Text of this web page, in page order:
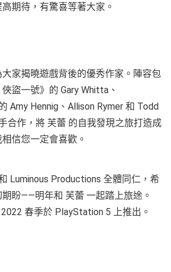
期待，有驚喜等著大家。
家揭曉遊戲背後的優秀作家。陣容包
盜一號》的 Gary Whitta、
Amy Hennig、Allison Rymer 和 Todd
合作，將 芙蕾 的自我發現之旅打造成
信您一定會喜歡。
Luminous Productions 全體同仁，希
盼——明年和 芙蕾 一起踏上旅途。
2022 春季於 PlayStation 5 上推出。